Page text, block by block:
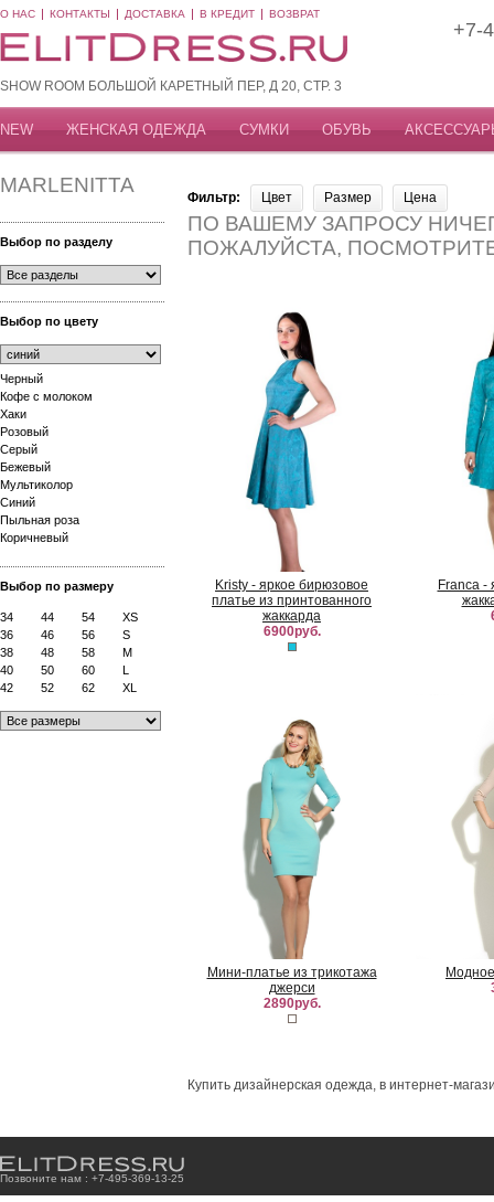
О НАС КОНТАКТЫ ДОСТАВКА В КРЕДИТ ВОЗВРАТ
SHOW ROOM БОЛЬШОЙ КАРЕТНЫЙ ПЕР, Д 20, СТР. 3
+7-
NEW ЖЕНСКАЯ ОДЕЖДА СУМКИ ОБУВЬ
MARLENITTA
Выбор по разделу
Выбор по цвету
Черный
Кофе с молоком
Хаки
Розовый
Серый
Бежевый
Мультиколор
Синий
Пыльная роза
Коричневый
Выбор по размеру
34 44 54
XS
36
46 56
S
38
48 58
M
40
50 60
L
42
52 62 XL
Фильтр: Цвет Размер Цена
ПО ВАШЕМУ ЗАПРОСУ
ПОЖАЛУЙСТА,
Kristy - яркое бирюзовое
платье из принтованного
жаккарда
6900руб.
Franca -
Мини-платье из трикотажа
джерси
2890руб.
Купить дизайнерская одежда, в интернет-
Позвоните нам : +7-495-369-13-25